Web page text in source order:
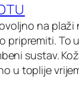
na
To
sustav.
u toplije